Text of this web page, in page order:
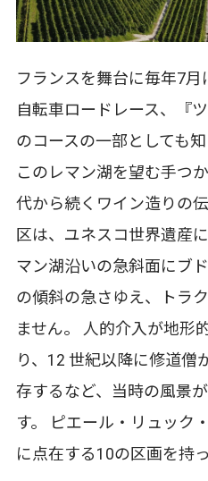
フランスを舞台に毎年7
自転車ロードレース、『
のコースの一部としても
このレマン湖を望む手つ
代から続くワイン造りの
区は、ユネスコ世界遺産
マン湖沿いの急斜面にブ
の傾斜の急さゆえ、トラ
ません。 人的介入が地形
り、12 世紀以降に修道僧
存するなど、当時の風景
す。 ピエール・リュック
に点在する10の区画を持